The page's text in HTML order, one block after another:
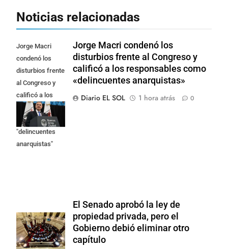
Noticias relacionadas
Jorge Macri
condenó los
disturbios frente
al Congreso y
calificó a los
responsables
como
"delincuentes
anarquistas"
Jorge Macri condenó los
disturbios frente al Congreso y
calificó a los responsables como
«delincuentes anarquistas»
Diario EL SOL
1 hora atrás 0
El Senado aprobó la ley de
propiedad privada, pero el
Gobierno debió eliminar otro
capítulo